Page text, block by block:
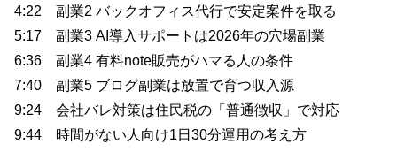
4:22 副業2 バックオフィス代行で安定案件を取る
5:17 副業3 AI導入サポートは2026年の穴場副業
6:36 副業4 有料note販売がハマる人の条件
7:40 副業5 ブログ副業は放置で育つ収入源
9:24 会社バレ対策は住民税の「普通徴収」で対応
9:44 時間がない人向け1日30分運用の考え方